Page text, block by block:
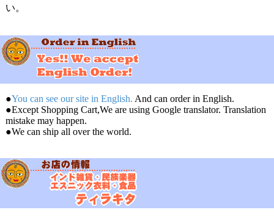
い。
●You can see our site in English. And can order in English.
●Except Shopping Cart,We are using Google translator. Translation
mistake may happen.
●We can ship all over the world.